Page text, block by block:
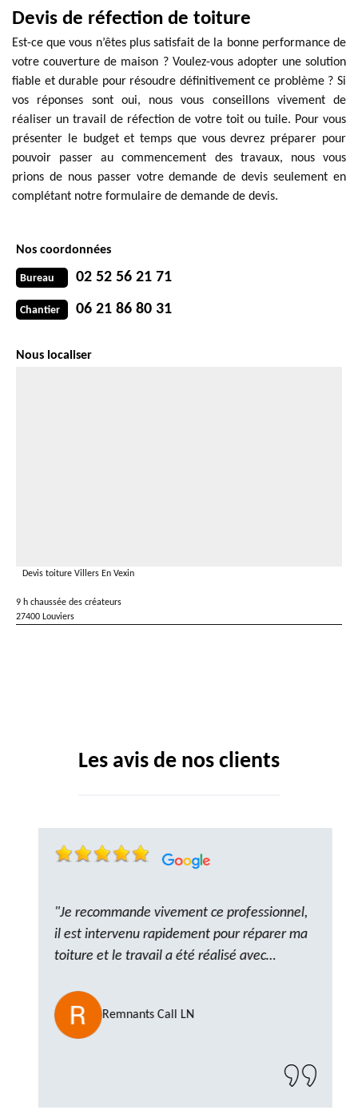
Devis de réfection de toiture
Est-ce que vous n’êtes plus satisfait de la bonne performance de
votre couverture de maison ? Voulez-vous adopter une solution
fiable et durable pour résoudre définitivement ce problème ? Si
vos réponses sont oui, nous vous conseillons vivement de
réaliser un travail de réfection de votre toit ou tuile. Pour vous
présenter le budget et temps que vous devrez préparer pour
pouvoir passer au commencement des travaux, nous vous
prions de nous passer votre demande de devis seulement en
complétant notre formulaire de demande de devis.
Nos coordonnées
Bureau 02 52 56 21 71
Chantier 06 21 86 80 31
Nous localiser
Devis toiture Villers En Vexin
9 h chaussée des créateurs
27400 Louviers
Les avis de nos clients
"Je recommande vivement ce professionnel,
il est intervenu rapidement pour réparer ma
toiture et le travail a été réalisé avec
ponctuel et à l’écoute, le résultat est
impeccable et le chantier a été laissé propre.
Un artisan de confiance que je n’hésiterai pas
Remnants Call LN